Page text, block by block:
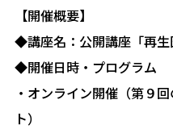
【開催概要】
◆講座名：公開講座「再生
◆開催日時・プログラム
・オンライン開催（第９
ト）